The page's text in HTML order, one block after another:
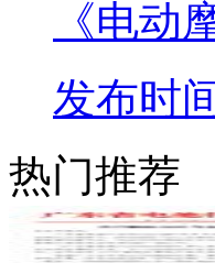
《电动
发布时
热门推荐